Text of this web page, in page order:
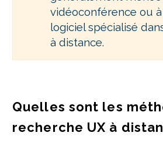
vidéoconférence ou
logiciel spécialisé
à distance.
Quelles sont les
recherche UX à